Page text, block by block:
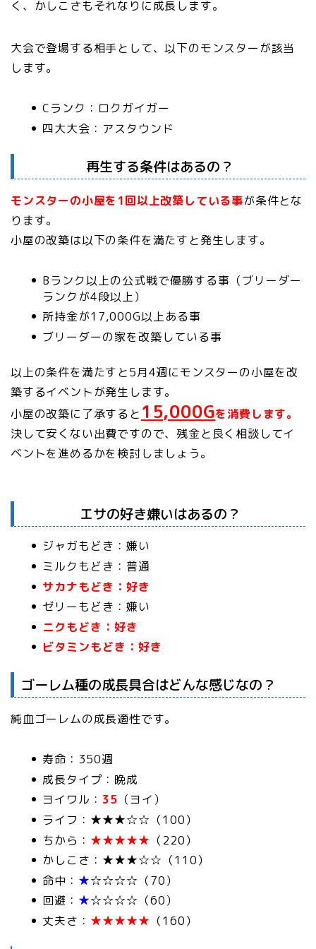
く、かしこさもそれなりに成長します。
大会で登場する相手として、以下のモンスターが該当
します。
Cランク：ロクガイガー
四大大会：アスタウンド
再生する条件はあるの？
モンスターの小屋を1回以上改築している事が条件とな
ります。
小屋の改築は以下の条件を満たすと発生します。
Bランク以上の公式戦で優勝する事（ブリーダー
ランクが4段以上）
所持金が17,000G以上ある事
ブリーダーの家を改築している事
以上の条件を満たすと5月4週にモンスターの小屋を改
築するイベントが発生します。
小屋の改築に了承すると 15,000Gを消費します。
決して安くない出費ですので、残金と良く相談してイ
ベントを進めるかを検討しましょう。
エサの好き嫌いはあるの？
ジャガもどき：嫌い
ミルクもどき：普通
サカナもどき：好き
ゼリーもどき：嫌い
ニクもどき：好き
ビタミンもどき：好き
ゴーレム種の成長具合はどんな感じなの？
純血ゴーレムの成長適性です。
寿命：350週
成長タイプ：晩成
ヨイワル： 35 （ヨイ）
ライフ：★★★☆☆（100）
ちから： ★★★★★ （220）
かしこさ：★★★☆☆（110）
命中： ★☆☆☆☆（70）
回避： ★☆☆☆☆（60）
丈夫さ： ★★★★★ （160）